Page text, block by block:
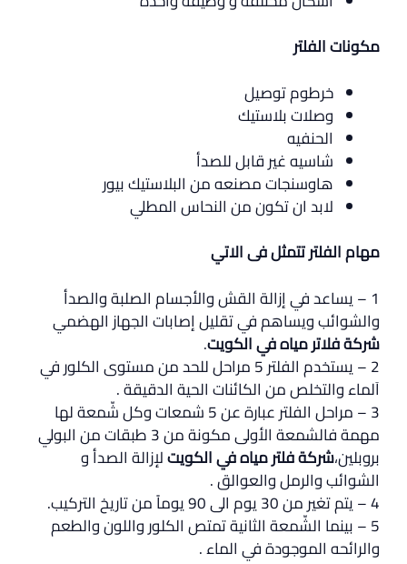
مكونات الفلتر
خرطوم توصيل
وصلات بلاستيك
الحنفيه
شاسيه غير قابل للصدأ
هاوسنجات مصنعه من البلاستيك بيور
لابد ان تكون من النحاس المطلي
مهام الفلتر تتمثل فى الاتي
1 – يساعد في إزالة القش والأجسام الصلبة والصدأ
والشوائب ويساهم في تقليل إصابات الجهاز الهضمي
شركة فلاتر مياه في الكويت.
2 – يستخدم الفلتر 5 مراحل للحد من مستوى الكلور في
اَلماء والتخلص من الكائنات الحية الدقيقة .
3 – مراحل الفلتر عبارة عن 5 شمعات وكل شّمعة لها
مهمة فالشمعة الأولى مكونة من 3 طبقات من البولي
بروبلين،شركة فلتر مياه في الكويتلإزالة الصدأ و
الشوائب والرمل والعوالق .
4 – يتم تغير من 30 يوم الى 90 يوماً من تاريخ التركيب.
5 – بينما الشّمعة الثانية تمتص الكلور واللون والطعم
والرائحه الموجودة في الماء .